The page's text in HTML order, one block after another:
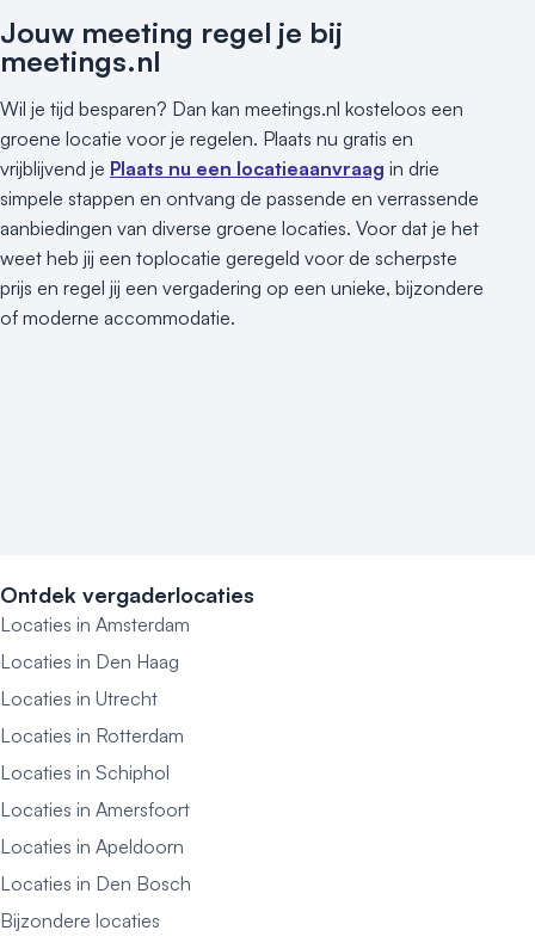
Jouw meeting regel je bij
meetings.nl
Wil je tijd besparen? Dan kan meetings.nl kosteloos een
groene locatie voor je regelen. Plaats nu gratis en
vrijblijvend je Plaats nu een locatieaanvraag in drie
simpele stappen en ontvang de passende en verrassende
aanbiedingen van diverse groene locaties. Voor dat je het
weet heb jij een toplocatie geregeld voor de scherpste
prijs en regel jij een vergadering op een unieke, bijzondere
of moderne accommodatie.
Ontdek vergaderlocaties
Locaties in Amsterdam
Locaties in Den Haag
Locaties in Utrecht
Locaties in Rotterdam
Locaties in Schiphol
Locaties in Amersfoort
Locaties in Apeldoorn
Locaties in Den Bosch
Bijzondere locaties